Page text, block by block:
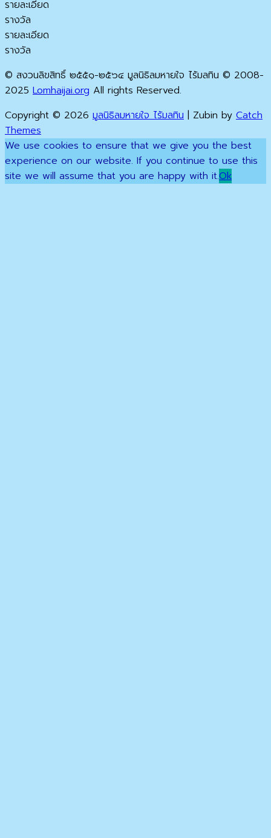
รายละเอียด
รางวัล
รายละเอียด
รางวัล
© สงวนลิขสิทธิ์ ๒๕๕๑-๒๕๖๔ มูลนิธิลมหายใจ ไร้มลทิน © 2008-
2025 Lomhaijai.org All rights Reserved.
Copyright © 2026 มูลนิธิลมหายใจ ไร้มลทิน | Zubin by Catch
Themes
Scroll
Up
We use cookies to ensure that we give you the best
experience on our website. If you continue to use this
site we will assume that you are happy with it.Ok